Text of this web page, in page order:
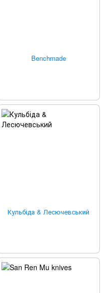
Benchmade
Кульбіда & Лесючевський